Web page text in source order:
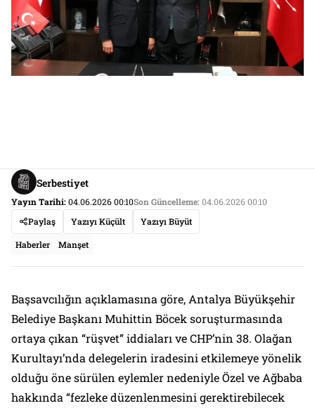
Serbestiyet
Yayın Tarihi:04.06.2026 00:10Son Güncelleme:04.06.2026 00:10
Paylaş
Yazıyı Küçült Yazıyı Büyüt
Haberler Manşet
Başsavcılığın açıklamasına göre, Antalya Büyükşehir
Belediye Başkanı Muhittin Böcek soruşturmasında
ortaya çıkan “rüşvet” iddiaları ve CHP’nin 38. Olağan
Kurultayı’nda delegelerin iradesini etkilemeye yönelik
olduğu öne sürülen eylemler nedeniyle Özel ve Ağbaba
hakkında “fezleke düzenlenmesini gerektirebilecek